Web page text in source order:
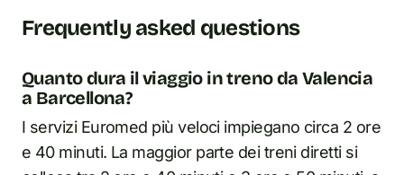
Frequently asked questions
Quanto dura il viaggio in treno da Valencia
a Barcellona?
I servizi Euromed più veloci impiegano circa 2 ore
e 40 minuti. La maggior parte dei treni diretti si